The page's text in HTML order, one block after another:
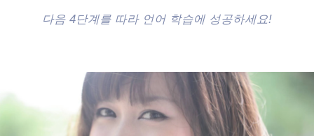
다음 4단계를 따라 언어 학습에 성공하세요!